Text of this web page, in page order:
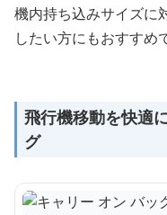
機内持ち込みサイズに
したい方にもおすすめ
飛行機移動を快適
グ